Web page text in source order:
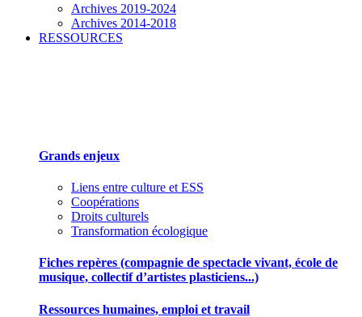
Archives 2019-2024
Archives 2014-2018
RESSOURCES
Grands enjeux
Liens entre culture et ESS
Coopérations
Droits culturels
Transformation écologique
Fiches repères (compagnie de spectacle vivant, école de
musique, collectif d’artistes plasticiens...)
Ressources humaines, emploi et travail